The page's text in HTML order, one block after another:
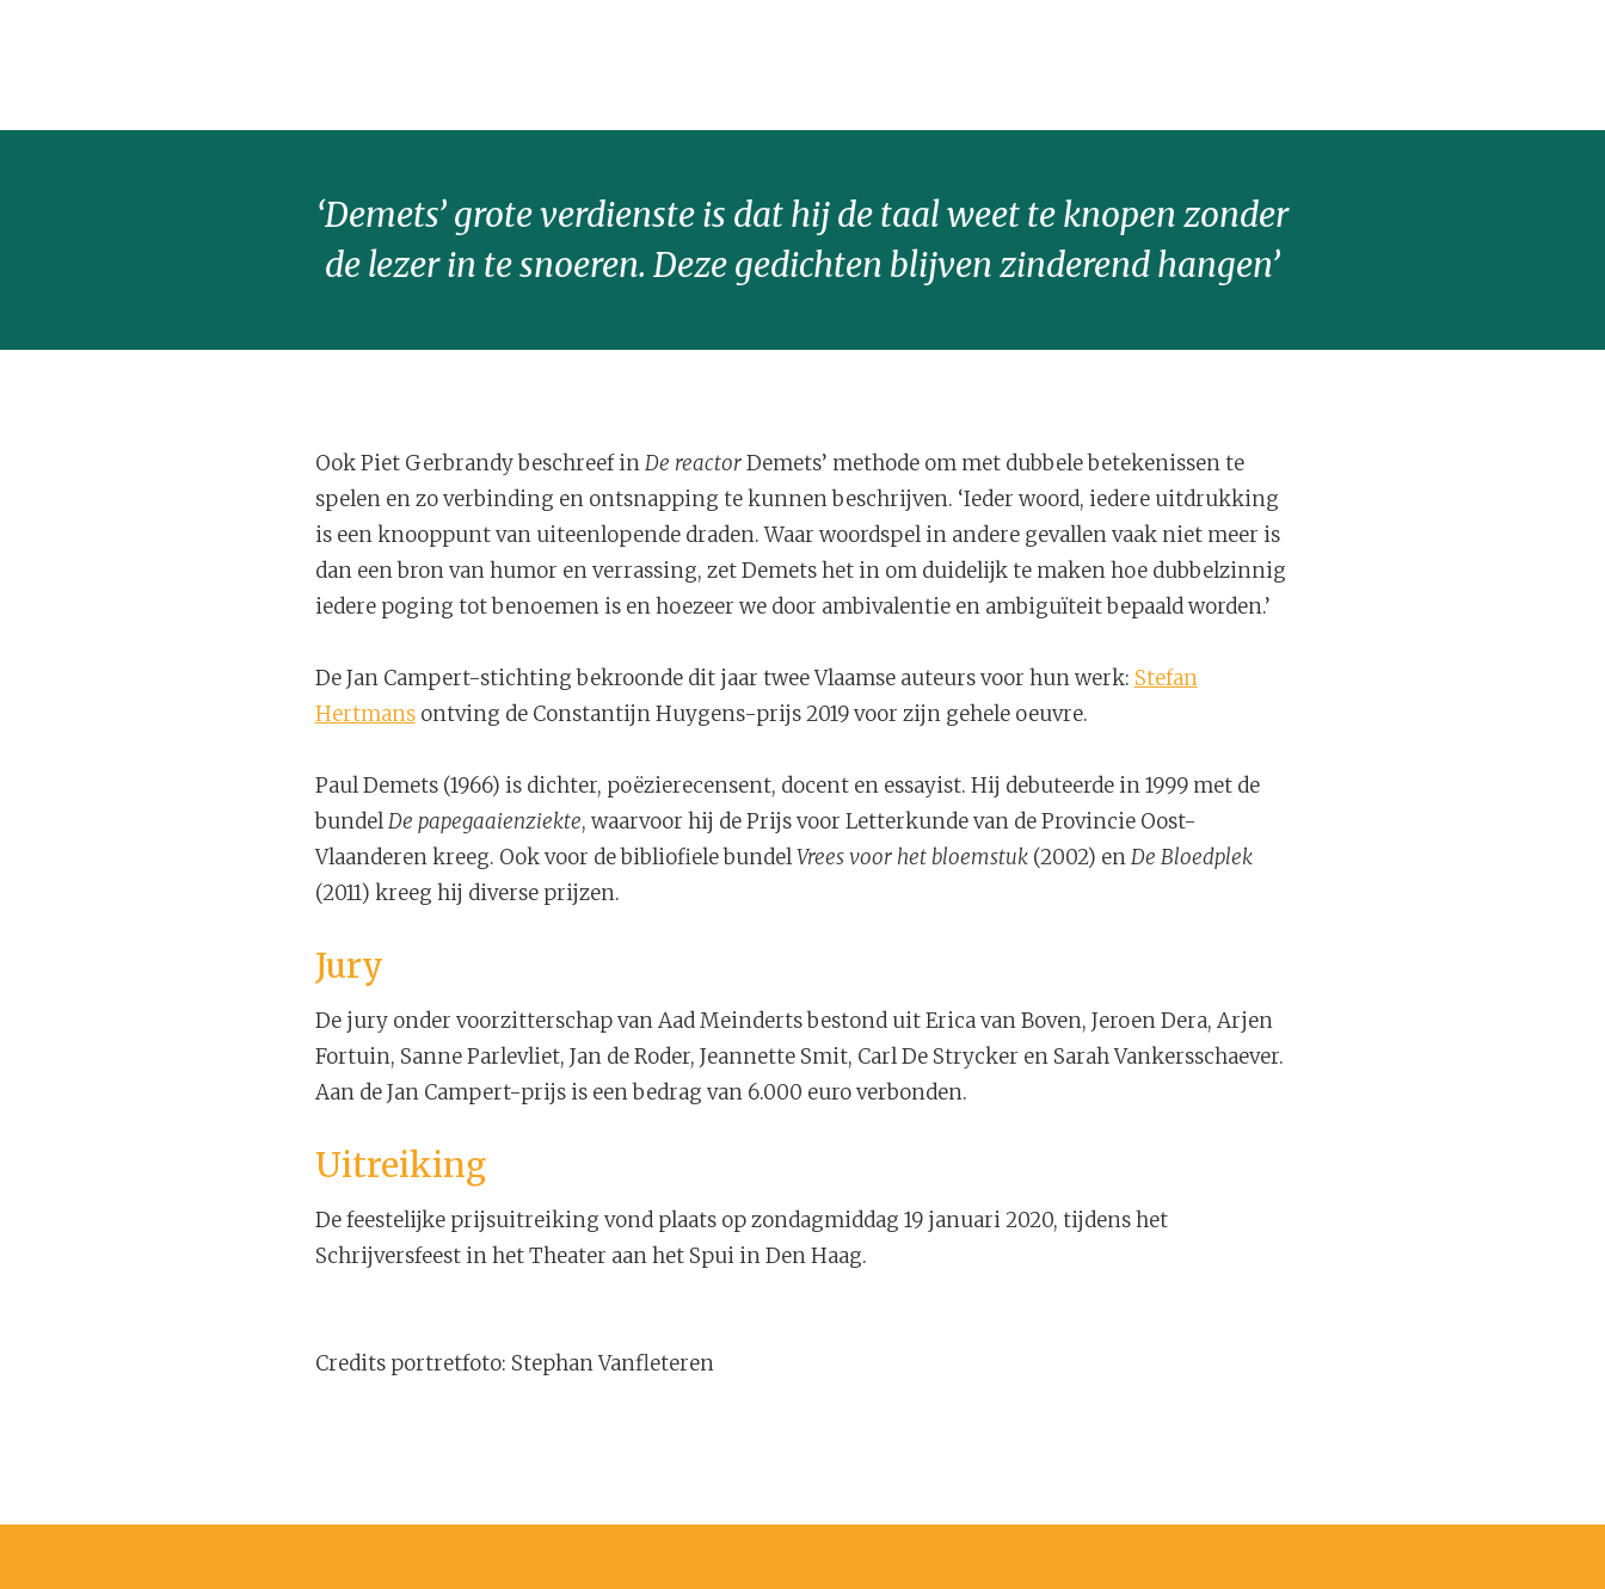
‘Demets’ grote verdienste is dat hij de taal weet te knopen zonder
de lezer in te snoeren. Deze gedichten blijven zinderend hangen’
Ook Piet Gerbrandy beschreef inDe reactorDemets’ methode om met dubbele betekenissen te
spelen en zo verbinding en ontsnapping te kunnen beschrijven. ‘Ieder woord, iedere uitdrukking
is een knooppunt van uiteenlopende draden. Waar woordspel in andere gevallen vaak niet meer is
dan een bron van humor en verrassing, zet Demets het in om duidelijk te maken hoe dubbelzinnig
iedere poging tot benoemen is en hoezeer we door ambivalentie en ambiguïteit bepaald worden.’
De Jan Campert-stichting bekroonde dit jaar twee Vlaamse auteurs voor hun werk: Stefan
Hertmansontving de Constantijn Huygens-prijs 2019 voor zijn gehele oeuvre.
Paul Demets (1966) is dichter, poëzierecensent, docent en essayist. Hij debuteerde in 1999 met de
bundelDe papegaaienziekte, waarvoor hij de Prijs voor Letterkunde van de Provincie Oost-
Vlaanderen kreeg. Ook voor de bibliofiele bundelVrees voor het bloemstuk(2002) enDe Bloedplek
(2011) kreeg hij diverse prijzen.
Jury
De jury onder voorzitterschap van Aad Meinderts bestond uit Erica van Boven, Jeroen Dera, Arjen
Fortuin, Sanne Parlevliet, Jan de Roder, Jeannette Smit, Carl De Strycker en Sarah Vankersschaever.
Aan de Jan Campert-prijs is een bedrag van 6.000 euro verbonden.
Uitreiking
De feestelijke prijsuitreiking vond plaats op zondagmiddag 19 januari 2020, tijdens het
Schrijversfeest in het Theater aan het Spui in Den Haag.
Credits portretfoto: Stephan Vanfleteren